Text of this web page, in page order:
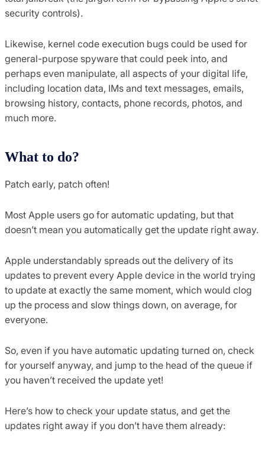
security controls).
Likewise, kernel code execution bugs could be used for
general-purpose spyware that could peek into, and
perhaps even manipulate, all aspects of your digital life,
including location data, IMs and text messages, emails,
browsing history, contacts, phone records, photos, and
much more.
What to do?
Patch early, patch often!
Most Apple users go for automatic updating, but that
doesn’t mean you automatically get the update right away.
Apple understandably spreads out the delivery of its
updates to prevent every Apple device in the world trying
to update at exactly the same moment, which would clog
up the process and slow things down, on average, for
everyone.
So, even if you have automatic updating turned on, check
for yourself anyway, and jump to the head of the queue if
you haven’t received the update yet!
Here’s how to check your update status, and get the
updates right away if you don’t have them already: